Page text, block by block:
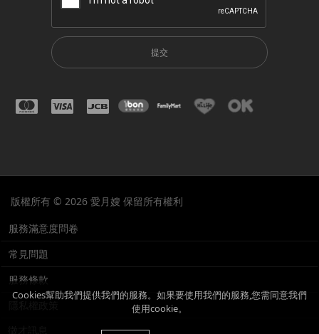
提交
版權所有 © 2026 愛月嫂 保留所有權利
服務滿意度問卷
常見問題
服務條款
Cookies幫助我們提供我們的服務。如果要使用我們的服務,您需同意我們
使用cookie。